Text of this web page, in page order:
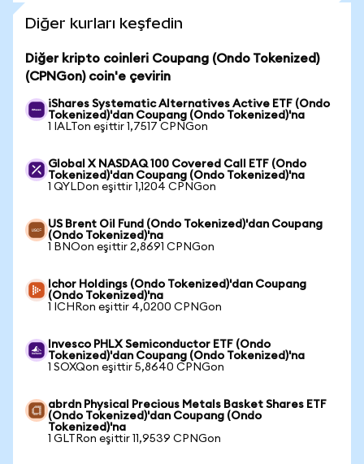
Diğer kurları keşfedin
Diğer kripto coinleri Coupang (Ondo Tokenized)
(CPNGon) coin'e çevirin
iShares Systematic Alternatives Active ETF (Ondo
Tokenized)'dan Coupang (Ondo Tokenized)'na
1 IALTon eşittir 1,7517 CPNGon
Global X NASDAQ 100 Covered Call ETF (Ondo
Tokenized)'dan Coupang (Ondo Tokenized)'na
1 QYLDon eşittir 1,1204 CPNGon
US Brent Oil Fund (Ondo Tokenized)'dan Coupang
(Ondo Tokenized)'na
1 BNOon eşittir 2,8691 CPNGon
Ichor Holdings (Ondo Tokenized)'dan Coupang
(Ondo Tokenized)'na
1 ICHRon eşittir 4,0200 CPNGon
Invesco PHLX Semiconductor ETF (Ondo
Tokenized)'dan Coupang (Ondo Tokenized)'na
1 SOXQon eşittir 5,8640 CPNGon
abrdn Physical Precious Metals Basket Shares ETF
(Ondo Tokenized)'dan Coupang (Ondo
Tokenized)'na
1 GLTRon eşittir 11,9539 CPNGon